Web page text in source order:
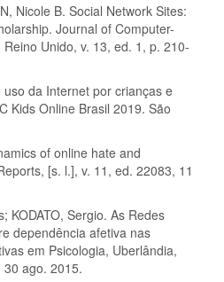
Nicole B. Social Network Sites:
Journal of Computer-
Unido, v. 13, ed. 1, p. 210-
da Internet por crianças e
Kids Online Brasil 2019. São
of online hate and
[s. l.], v. 11, ed. 22083, 11
KODATO, Sergio. As Redes
dependência afetiva nas
em Psicologia, Uberlândia,
30 ago. 2015.